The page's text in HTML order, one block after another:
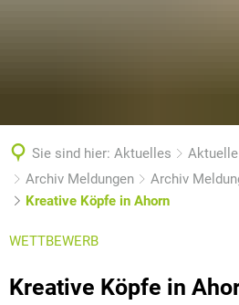
Sie sind hier: Aktuelles
Archiv Meldungen
Archiv
Kreative Köpfe in Ahorn
WETTBEWERB
Kreative Köpfe in